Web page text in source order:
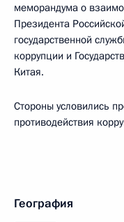
меморандума о
Президента
государственной
коррупции и
Китая.
Стороны условились
противодействия
География